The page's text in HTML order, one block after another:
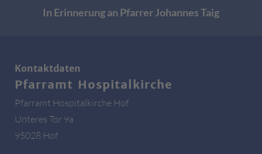
In Erinnerung an Pfarrer Johannes Taig
Kontaktdaten
Pfarramt Hospitalkirche
Pfarramt Hospitalkirche Hof
Unteres Tor 9a
95028 Hof